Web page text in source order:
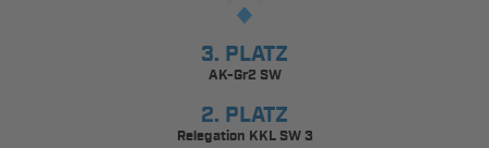
3. PLATZ
AK-Gr2 SW
2. PLATZ
Relegation KKL SW 3